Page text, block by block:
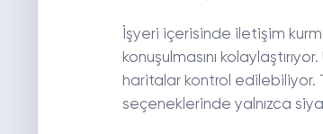
İşyeri içerisinde iletişim
konuşulmasını
haritalar kontrol edilebiliyor.
seçeneklerinde yalnızca